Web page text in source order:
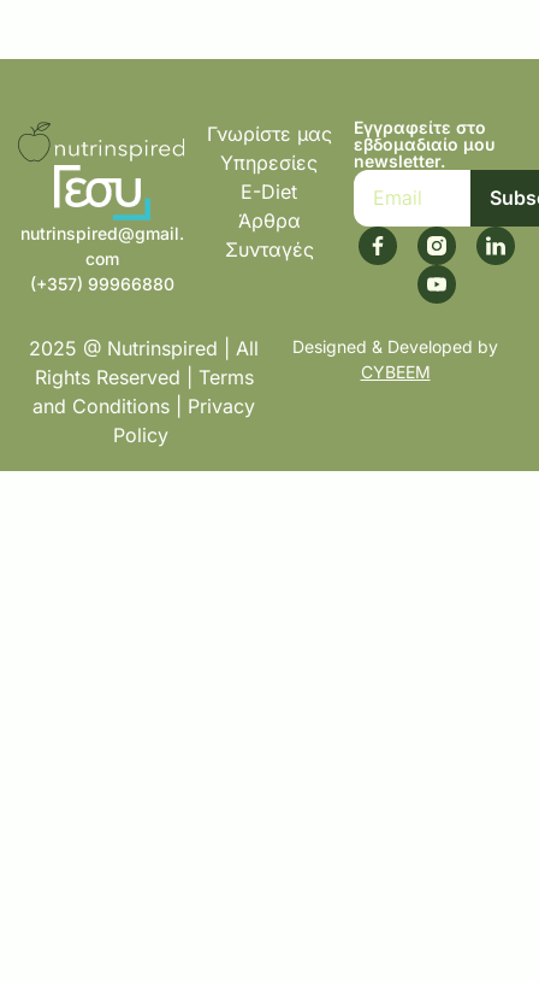
nutrinspired@gmail.
com
(+357) 99966880
Γνωρίστε μας
Υπηρεσίες
E-Diet
Άρθρα
Συνταγές
Εγγραφείτε στο
εβδομαδιαίο μου
newsletter.
2025 @ Nutrinspired | All
Rights Reserved | Terms
and Conditions
Privacy
Policy
Designed & Developed by
CYBEEM